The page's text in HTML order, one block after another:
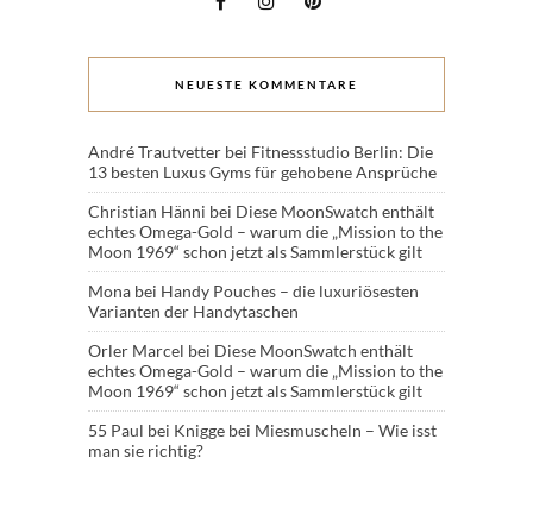
NEUESTE KOMMENTARE
André Trautvetter bei Fitnessstudio Berlin: Die
13 besten Luxus Gyms für gehobene Ansprüche
Christian Hänni bei Diese MoonSwatch enthält
echtes Omega-Gold – warum die „Mission to the
Moon 1969“ schon jetzt als Sammlerstück gilt
Mona bei Handy Pouches – die luxuriösesten
Varianten der Handytaschen
Orler Marcel bei Diese MoonSwatch enthält
echtes Omega-Gold – warum die „Mission to the
Moon 1969“ schon jetzt als Sammlerstück gilt
55 Paul bei Knigge bei Miesmuscheln – Wie isst
man sie richtig?